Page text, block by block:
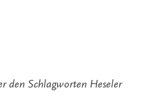
den Schlagworten Heseler